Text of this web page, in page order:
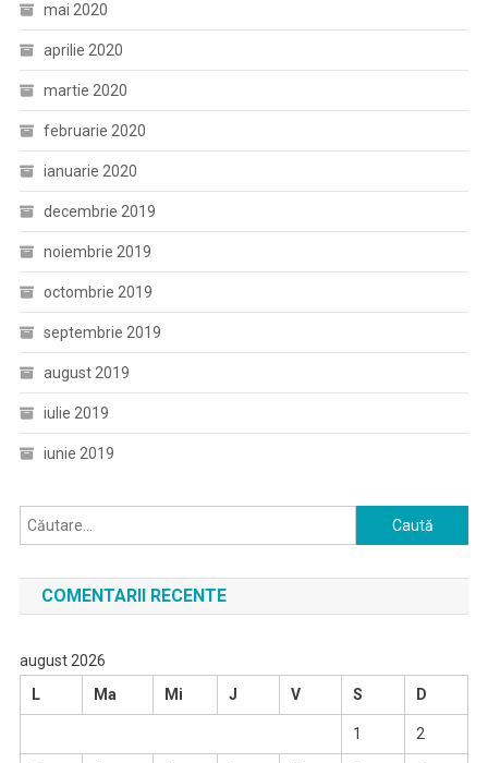
mai 2020
aprilie 2020
martie 2020
februarie 2020
ianuarie 2020
decembrie 2019
noiembrie 2019
octombrie 2019
septembrie 2019
august 2019
iulie 2019
iunie 2019
Caută
după:
COMENTARII RECENTE
august 2026
L
Ma Mi J V S D
1 2